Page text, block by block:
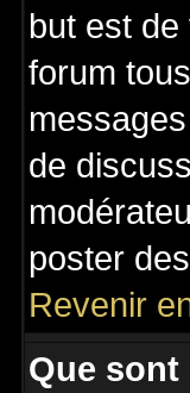
but est
forum
de
poster
Revenir
Que